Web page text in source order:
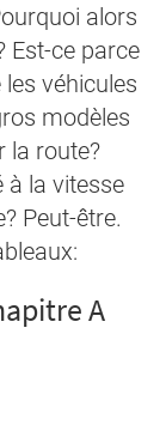
alors
Est-ce parce
véhicules
modèles
la route?
à la vitesse
Peut-être.
A